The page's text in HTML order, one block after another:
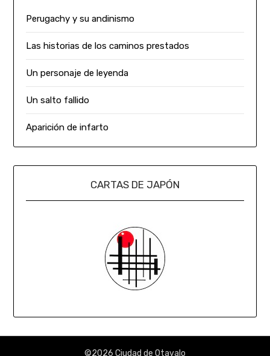
Perugachy y su andinismo
Las historias de los caminos prestados
Un personaje de leyenda
Un salto fallido
Aparición de infarto
CARTAS DE JAPÓN
©2026 Ciudad de Otavalo